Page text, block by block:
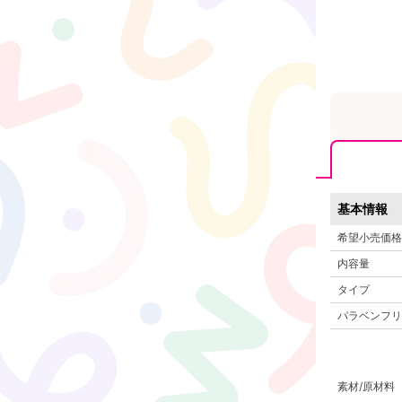
基本情報
希望小売価
内容量
タイプ
パラベンフ
素材/原材料